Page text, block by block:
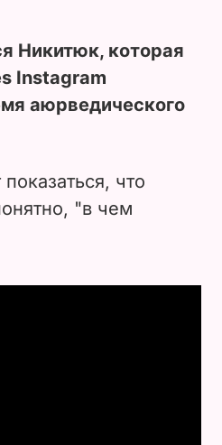
Никитюк, которая
Instagram
аюрведического
что
"в чем